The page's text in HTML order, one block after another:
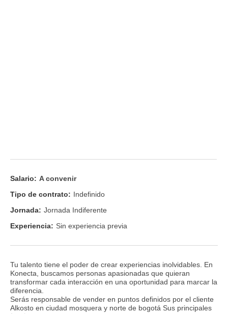
Salario: A convenir
Tipo de contrato: Indefinido
Jornada: Jornada Indiferente
Experiencia: Sin experiencia previa
Tu talento tiene el poder de crear experiencias inolvidables. En
Konecta, buscamos personas apasionadas que quieran
transformar cada interacción en una oportunidad para marcar la
diferencia.
Serás responsable de vender en puntos definidos por el cliente
Alkosto en ciudad mosquera y norte de bogotá Sus principales